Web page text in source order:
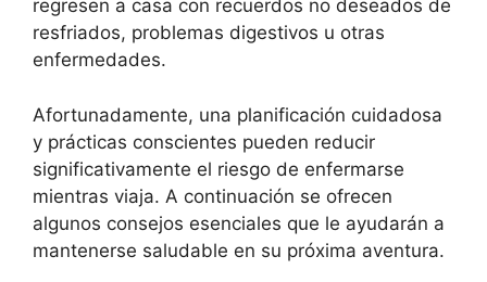
regresen a casa con recuerdos no deseados de
resfriados, problemas digestivos u otras
enfermedades.
Afortunadamente, una planificación cuidadosa
y prácticas conscientes pueden reducir
significativamente el riesgo de enfermarse
mientras viaja. A continuación se ofrecen
algunos consejos esenciales que le ayudarán a
mantenerse saludable en su próxima aventura.